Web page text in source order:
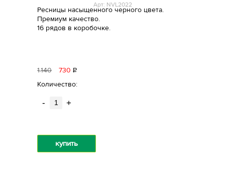
Арт: NVL2022
Ресницы насыщенного черного цвета.
Премиум качество.
16 рядов в коробочке.
1140 730 Р
Количество:
- +
купить